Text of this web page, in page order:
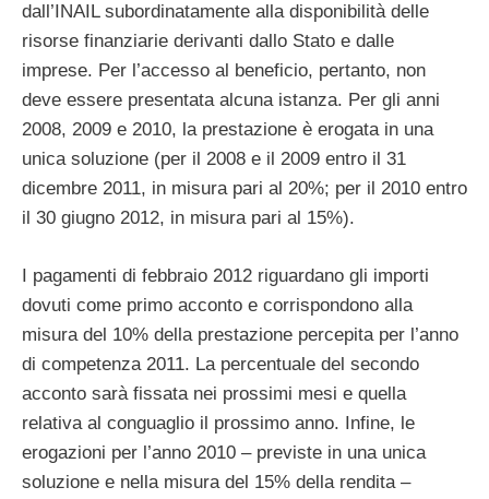
dall’INAIL subordinatamente alla disponibilità delle
risorse finanziarie derivanti dallo Stato e dalle
imprese. Per l’accesso al beneficio, pertanto, non
deve essere presentata alcuna istanza. Per gli anni
2008, 2009 e 2010, la prestazione è erogata in una
unica soluzione (per il 2008 e il 2009 entro il 31
dicembre 2011, in misura pari al 20%; per il 2010 entro
il 30 giugno 2012, in misura pari al 15%).
I pagamenti di febbraio 2012 riguardano gli importi
dovuti come primo acconto e corrispondono alla
misura del 10% della prestazione percepita per l’anno
di competenza 2011. La percentuale del secondo
acconto sarà fissata nei prossimi mesi e quella
relativa al conguaglio il prossimo anno. Infine, le
erogazioni per l’anno 2010 – previste in una unica
soluzione e nella misura del 15% della rendita –